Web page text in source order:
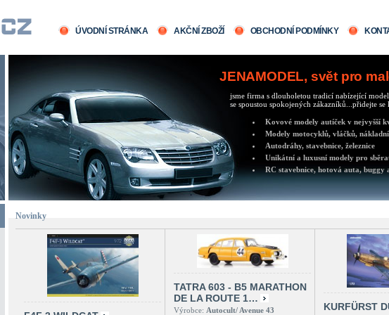
ÚVODNÍ STRÁNKA AKČNÍ ZBOŽÍ OBCHODNÍ PODMÍNKY
JENAMODEL, svět pro
jsme firma s dlouholetou tradicí nabízející
se spoustou spokojených zákazníků...přidejte
Kovové modely autíček v nejvyšší
Modely motocyklů, vláčků,
Autodráhy, stavebnice, železnice
Unikátní a luxusní modely pro
RC stavebnice, hotová auta, buggy
Novinky
TATRA 603 - B5 MARATHON
DE LA ROUTE 1…
Výrobce: Autocult/ Avenue 43 KURFÜRST